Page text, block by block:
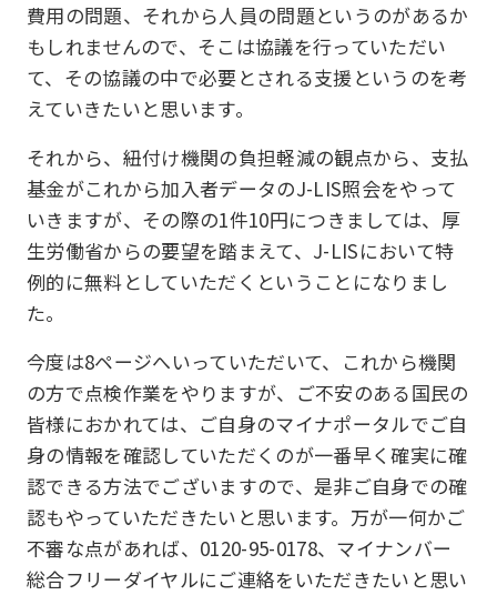
費用の問題、それから人員の問題というのがあるか
もしれませんので、そこは協議を行っていただい
て、その協議の中で必要とされる支援というのを考
えていきたいと思います。
それから、紐付け機関の負担軽減の観点から、支払
基金がこれから加入者データのJ-LIS照会をやって
いきますが、その際の1件10円につきましては、厚
生労働省からの要望を踏まえて、J-LISにおいて特
例的に無料としていただくということになりまし
た。
今度は8ページへいっていただいて、これから機関
の方で点検作業をやりますが、ご不安のある国民の
皆様におかれては、ご自身のマイナポータルでご自
身の情報を確認していただくのが一番早く確実に確
認できる方法でございますので、是非ご自身での確
認もやっていただきたいと思います。万が一何かご
不審な点があれば、0120-95-0178、マイナンバー
総合フリーダイヤルにご連絡をいただきたいと思い